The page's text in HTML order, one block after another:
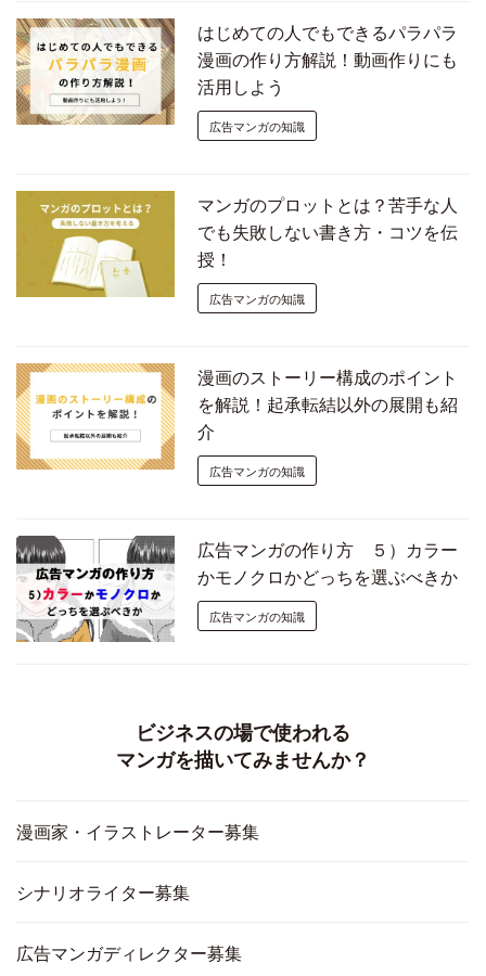
はじめての人でもできるパラパラ
漫画の作り方解説！動画作りにも
活用しよう
広告マンガの知識
マンガのプロットとは？苦手な人
でも失敗しない書き方・コツを伝
授！
広告マンガの知識
漫画のストーリー構成のポイント
を解説！起承転結以外の展開も紹
介
広告マンガの知識
広告マンガの作り方 ５）カラー
かモノクロかどっちを選ぶべきか
広告マンガの知識
ビジネスの場で使われる
マンガを描いてみませんか？
漫画家・イラストレーター募集
シナリオライター募集
広告マンガディレクター募集